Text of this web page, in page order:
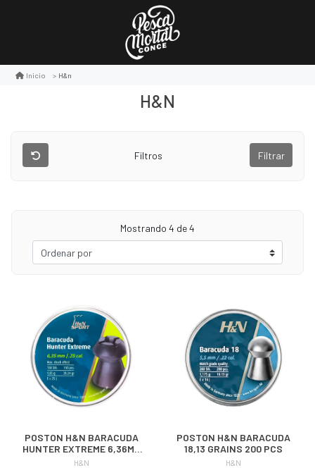
Inicio H&n
H&N
Filtros Filtrar
Mostrando 4 de 4
POSTON H&N BARACUDA
HUNTER EXTREME 6,36MM
28.24 GR LATA 150 PCS
H&N
POSTON H&N BARACUDA
18,13 GRAINS 200 PCS
H&N